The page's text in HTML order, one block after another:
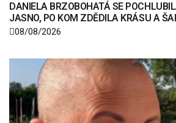
DANIELA BRZOBOHATÁ SE
JASNO, PO KOM ZDĚDILA KRÁSU A
08/08/2026